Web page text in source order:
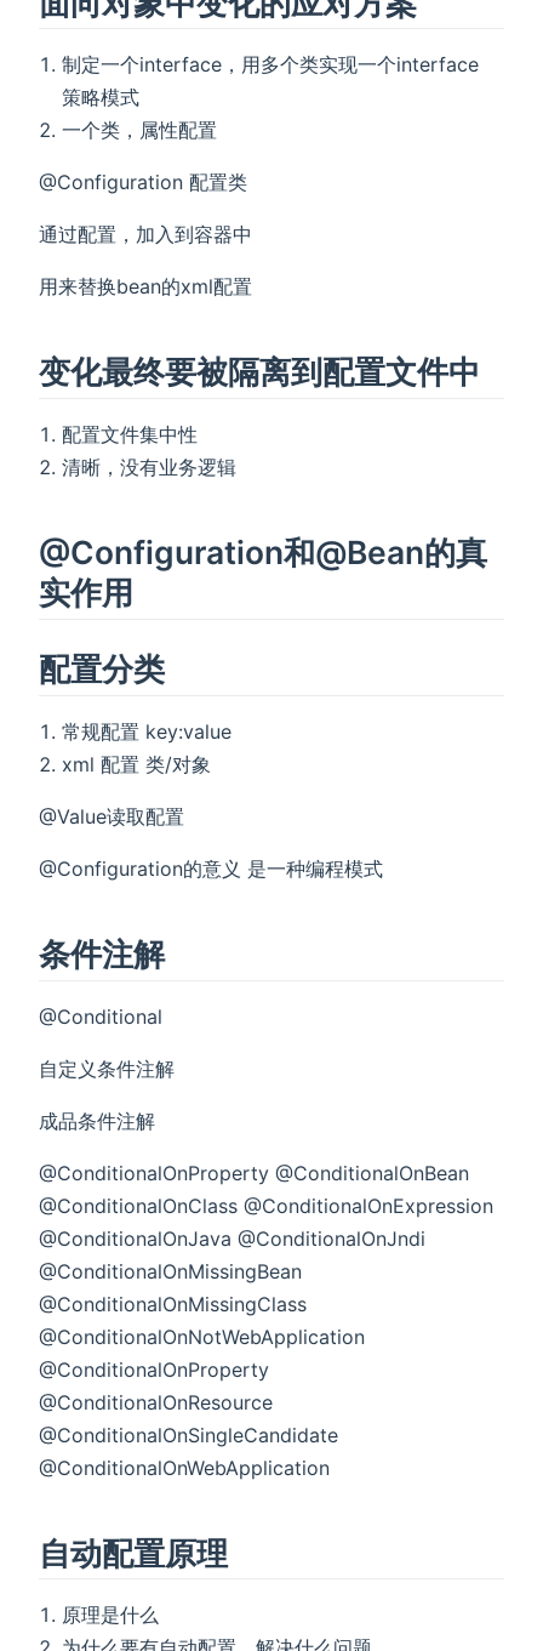
制定一个interface，用多个类实现一个interface
策略模式
一个类，属性配置
@Configuration 配置类
通过配置，加入到容器中
用来替换bean的xml配置
变化最终要被隔离到配置文件中
配置文件集中性
清晰，没有业务逻辑
@Configuration和@Bean的真
实作用
配置分类
常规配置 key:value
xml 配置 类/对象
@Value读取配置
@Configuration的意义 是一种编程模式
条件注解
@Conditional
自定义条件注解
成品条件注解
@ConditionalOnProperty @ConditionalOnBean
@ConditionalOnClass @ConditionalOnExpression
@ConditionalOnJava @ConditionalOnJndi
@ConditionalOnMissingBean
@ConditionalOnMissingClass
@ConditionalOnNotWebApplication
@ConditionalOnProperty
@ConditionalOnResource
@ConditionalOnSingleCandidate
@ConditionalOnWebApplication
自动配置原理
原理是什么